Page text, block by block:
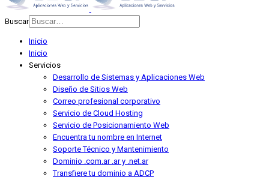
Buscar
results.
Inicio
Inicio
Servicios
Desarrollo de Sistemas y Aplicaciones Web
Diseño de Sitios Web
Correo profesional corporativo
Servicio de Cloud Hosting
Servicio de Posicionamiento Web
Encuentra tu nombre en Internet
Soporte Técnico y Mantenimiento
Dominio .com.ar .ar y .net.ar
Transfiere tu dominio a ADCP